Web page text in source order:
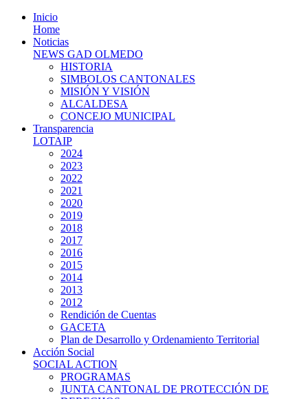
Inicio
Home
Noticias
NEWS GAD OLMEDO
HISTORIA
SIMBOLOS CANTONALES
MISIÓN Y VISIÓN
ALCALDESA
CONCEJO MUNICIPAL
Transparencia
LOTAIP
2024
2023
2022
2021
2020
2019
2018
2017
2016
2015
2014
2013
2012
Rendición de Cuentas
GACETA
Plan de Desarrollo y Ordenamiento Territorial
Acción Social
SOCIAL ACTION
PROGRAMAS
JUNTA CANTONAL DE PROTECCIÓN DE